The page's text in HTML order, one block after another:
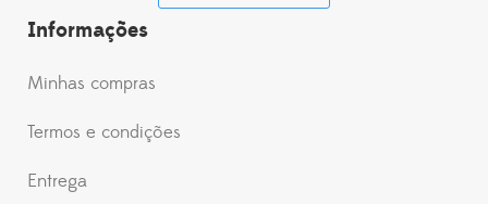
Informações
Minhas compras
Termos e condições
Entrega